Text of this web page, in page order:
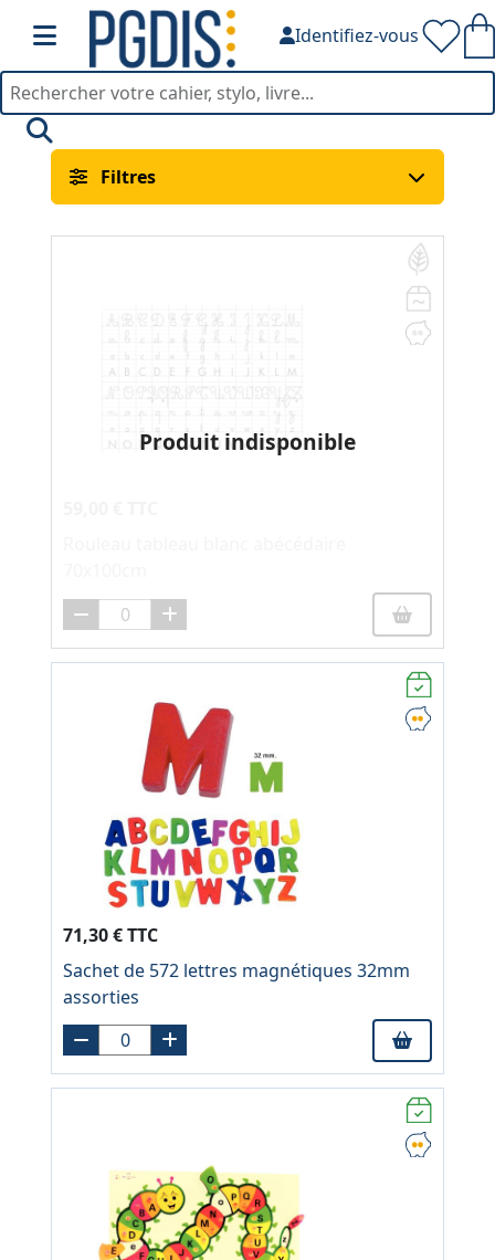
Identifiez-vous
Découvrir L'Ecrit — PGDIS
Filtres
Produit indisponible
71,30 € TTC
Sachet de 572 lettres magnétiques 32mm
assorties